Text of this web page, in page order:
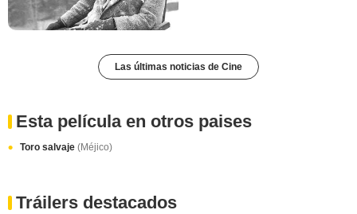
Las últimas noticias de Cine
Esta película en otros paises
Toro salvaje (Méjico)
Tráilers destacados